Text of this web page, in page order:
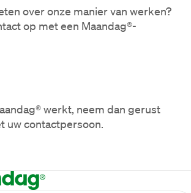
over onze manier van werken?
op met een Maandag®-
werkt, neem dan gerust
uw contactpersoon.